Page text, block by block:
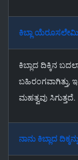
ಕಿಬ್ಲಾ
ಕಿಬ್ಲಾದ ದಿಕ್ಕಿನ
ಬಹಿರಂಗವಾಗಿತ್ತು,
ಮಹತ್ವವು ಸಿಗುತ್ತದೆ.
ನಾನು ಕಿಬ್ಲಾದ